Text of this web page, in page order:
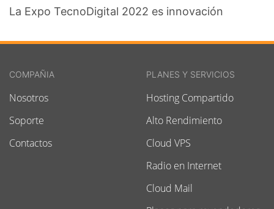
La Expo TecnoDigital 2022 es innovación
COMPAÑIA
Nosotros
Soporte
Contactos
PLANES Y SERVICIOS
Hosting Compartido
Alto Rendimiento
Cloud VPS
Radio en Internet
Cloud Mail